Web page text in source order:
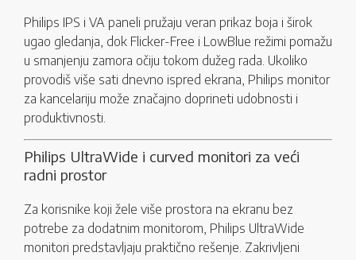
Philips IPS i VA paneli pružaju veran prikaz boja i širok
ugao gledanja, dok Flicker-Free i LowBlue režimi pomažu
u smanjenju zamora očiju tokom dužeg rada. Ukoliko
provodiš više sati dnevno ispred ekrana, Philips monitor
za kancelariju može značajno doprineti udobnosti i
produktivnosti.
Philips UltraWide i curved monitori za veći
radni prostor
Za korisnike koji žele više prostora na ekranu bez
potrebe za dodatnim monitorom, Philips UltraWide
monitori predstavljaju praktično rešenje. Zakrivljeni